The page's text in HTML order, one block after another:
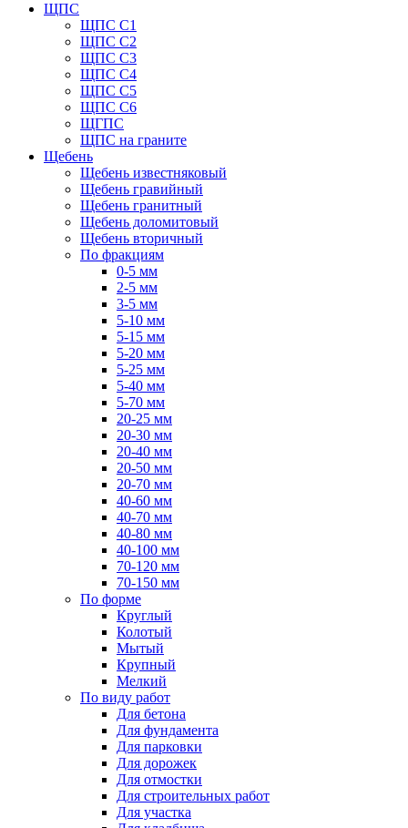
ЩПС
ЩПС С1
ЩПС С2
ЩПС С3
ЩПС С4
ЩПС С5
ЩПС С6
ЩГПС
ЩПС на граните
Щебень
Щебень известняковый
Щебень гравийный
Щебень гранитный
Щебень доломитовый
Щебень вторичный
По фракциям
0-5 мм
2-5 мм
3-5 мм
5-10 мм
5-15 мм
5-20 мм
5-25 мм
5-40 мм
5-70 мм
20-25 мм
20-30 мм
20-40 мм
20-50 мм
20-70 мм
40-60 мм
40-70 мм
40-80 мм
40-100 мм
70-120 мм
70-150 мм
По форме
Круглый
Колотый
Мытый
Крупный
Мелкий
По виду работ
Для бетона
Для фундамента
Для парковки
Для дорожек
Для отмостки
Для строительных работ
Для участка